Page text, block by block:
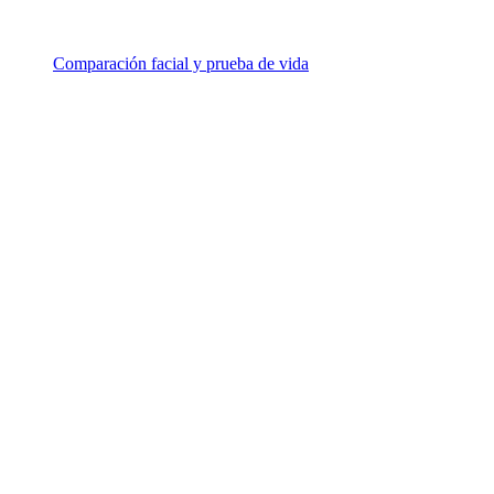
Comparación facial y prueba de vida